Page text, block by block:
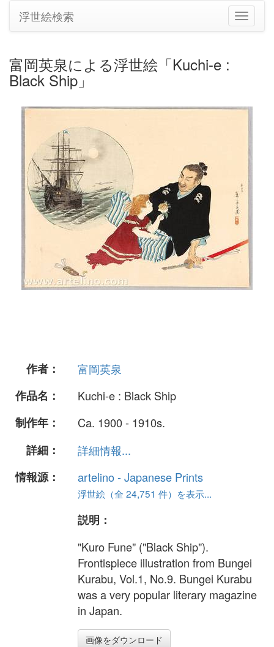
ナ
ビ
浮世絵検索
富岡英泉による浮世絵「Kuchi-e :
Black Ship」
作者：
富岡英泉
作品名：
Kuchi-e : Black Ship
制作年：
Ca. 1900 - 1910s.
詳細：
詳細情報...
情報源：
artelino - Japanese Prints
浮世絵（全 24,751 件）を表示...
説明：
"Kuro Fune" ("Black Ship").
Frontispiece illustration from Bungei
Kurabu, Vol.1, No.9. Bungei Kurabu
was a very popular literary magazine
in Japan.
画像をダウンロード